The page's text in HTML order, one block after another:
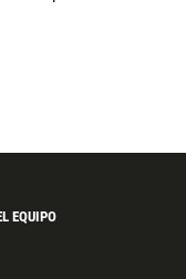
EQUIPO